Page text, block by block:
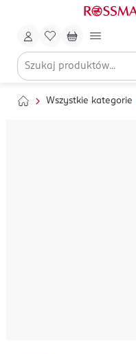
Wszystkie kategorie